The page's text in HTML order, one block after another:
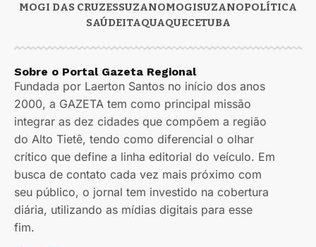
MOGI DAS CRUZESSUZANOMOGISUZANOPOLÍTICA
SAÚDEITAQUAQUECETUBA
Sobre o Portal Gazeta Regional
Fundada por Laerton Santos no início dos anos
2000, a GAZETA tem como principal missão
integrar as dez cidades que compõem a região
do Alto Tietê, tendo como diferencial o olhar
crítico que define a linha editorial do veículo. Em
busca de contato cada vez mais próximo com
seu público, o jornal tem investido na cobertura
diária, utilizando as mídias digitais para esse
fim.